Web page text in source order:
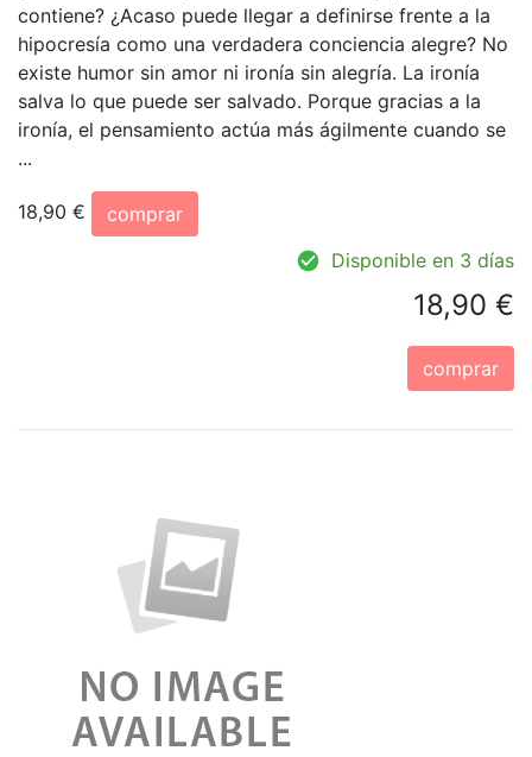
contiene? ¿Acaso puede llegar a definirse frente a la
hipocresía como una verdadera conciencia alegre? No
existe humor sin amor ni ironía sin alegría. La ironía
salva lo que puede ser salvado. Porque gracias a la
ironía, el pensamiento actúa más ágilmente cuando se
...
18,90 €
comprar
Disponible en 3 días
18,90 €
comprar